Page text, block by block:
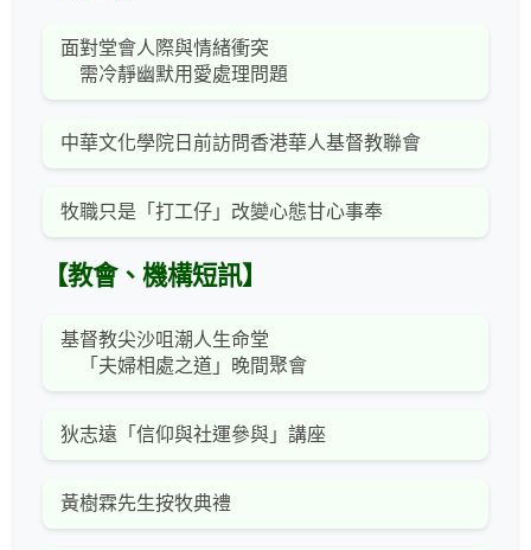
面對堂會人際與情緒衝突
需冷靜幽默用愛處理問題
中華文化學院日前訪問香港華人基督教聯會
牧職只是「打工仔」改變心態甘心事奉
【教會、機構短訊】
基督教尖沙咀潮人生命堂
「夫婦相處之道」晚間聚會
狄志遠「信仰與社運參與」講座
黃樹霖先生按牧典禮